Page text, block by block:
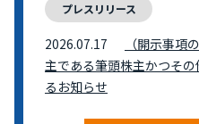
プレスリリース
2026.07.17
（開示事項
主である筆頭株主かつそ
るお知らせ